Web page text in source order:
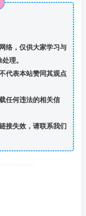
络，仅供大家学习与
理。
代表本站赞同其观点
任何违法的相关信
接失效，请联系我们